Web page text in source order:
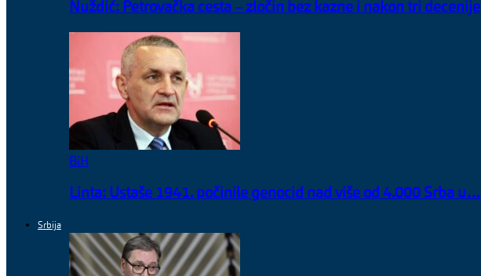
Nuždić: Petrovačka cesta – zločin bez kazne i nakon tri decenije
BiH
Linta: Ustaše 1941. počinile genocid nad više od 4.000 Srba u…
Srbija